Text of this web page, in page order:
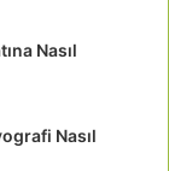
Nasıl
Nasıl